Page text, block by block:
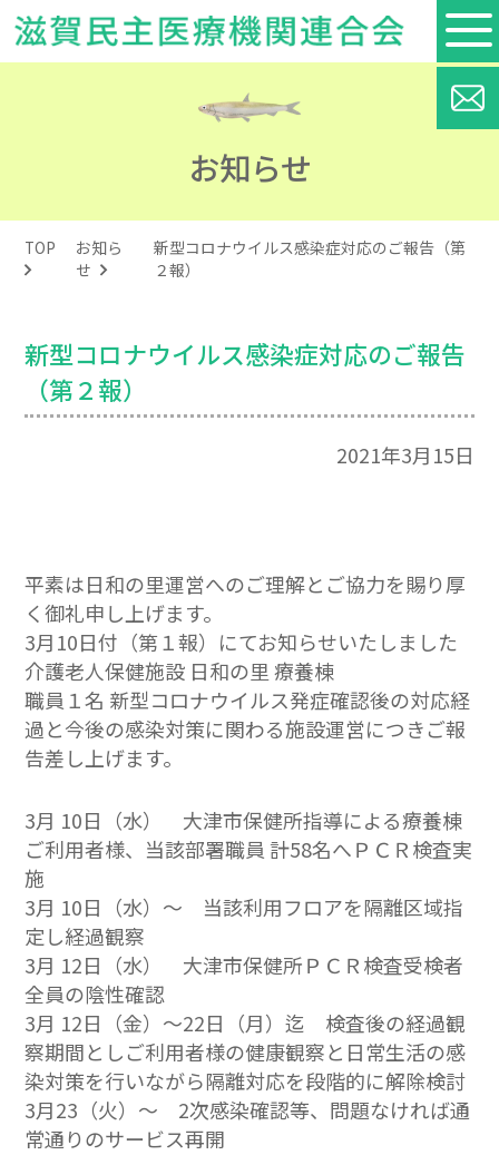
お知らせ
TOP
お知ら
せ
新型コロナウイルス感染症対応のご報告（第
２報）
新型コロナウイルス感染症対応のご報告
（第２報）
2021年3月15日
平素は日和の里運営へのご理解とご協力を賜り厚
く御礼申し上げます。
3月10日付（第１報）にてお知らせいたしました
介護老人保健施設 日和の里 療養棟
職員１名 新型コロナウイルス発症確認後の対応経
過と今後の感染対策に関わる施設運営につきご報
告差し上げます。
3月 10日（水） 大津市保健所指導による療養棟
ご利用者様、当該部署職員 計58名へＰＣＲ検査実
施
3月 10日（水）～ 当該利用フロアを隔離区域指
定し経過観察
3月 12日（水） 大津市保健所ＰＣＲ検査受検者
全員の陰性確認
3月 12日（金）～22日（月）迄 検査後の経過観
察期間としご利用者様の健康観察と日常生活の感
染対策を行いながら隔離対応を段階的に解除検討
3月23（火）～ 2次感染確認等、問題なければ通
常通りのサービス再開